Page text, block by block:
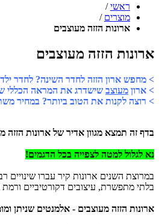
ראשי /
מוצרים /
ארונות הזזה מעוצבים
ארונות הזזה מעוצבים
> מחפש ארון הזזה לחדר השינה? לחדר
> ארון מעוצב שישדרג את המראה הכללי
> רוצה לקנות את הטוב ביותר? במחיר
בדף זה תמצא מגוון אדיר של ארונות הזזה
נא לגלול למטה לצפייה בכל הדגמים!
בלתי מתפשרת, עיצובים דקורטיביים
ארונות הזזה מעוצבים - אלמנטים שניתן